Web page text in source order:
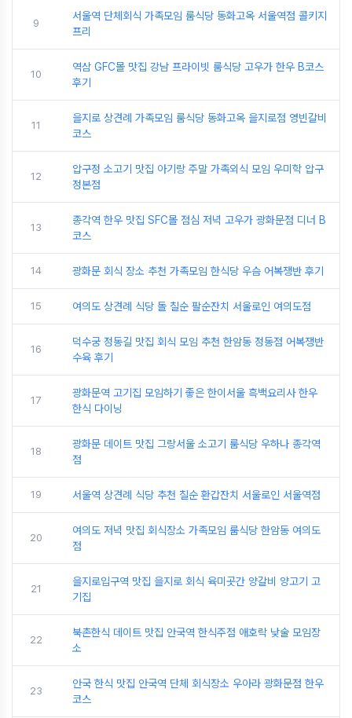
9
서울역 단체회식 가족모임 룸식당 동화고옥 서울역점 콜키지
프리
10
역삼 GFC몰 맛집 강남 프라이빗 룸식당 고우가 한우 B코스
후기
11
을지로 상견례 가족모임 룸식당 동화고옥 을지로점 영빈갈비
코스
12
압구정 소고기 맛집 아기랑 주말 가족외식 모임 우미학 압구
정본점
13
종각역 한우 맛집 SFC몰 점심 저녁 고우가 광화문점 디너 B
코스
14 광화문 회식 장소 추천 가족모임 한식당 우슴 어복쟁반 후기
15 여의도 상견례 식당 돌 칠순 팔순잔치 서울로인 여의도점
16
덕수궁 정동길 맛집 회식 모임 추천 한암동 정동점 어복쟁반
수육 후기
17
광화문역 고기집 모임하기 좋은 한이서울 흑백요리사 한우
한식 다이닝
18
광화문 데이트 맛집 그랑서울 소고기 룸식당 우하나 종각역
점
19 서울역 상견례 식당 추천 칠순 환갑잔치 서울로인 서울역점
20
여의도 저녁 맛집 회식장소 가족모임 룸식당 한암동 여의도
점
21
을지로입구역 맛집 을지로 회식 육미곳간 양갈비 양고기 고
기집
22
북촌한식 데이트 맛집 안국역 한식주점 애호락 낮술 모임장
소
23
안국 한식 맛집 안국역 단체 회식장소 우아라 광화문점 한우
코스